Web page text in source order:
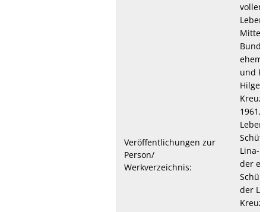
Veröffentlichungen zur
Person/
Werkverzeichnis:
Bund
und
1961,
Lina-
der
der